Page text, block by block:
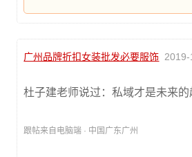
广州品牌折扣女装批发必要服饰
杜子建老师说过：私域才是未来的
跟帖来自电脑端 · 中国广东广州